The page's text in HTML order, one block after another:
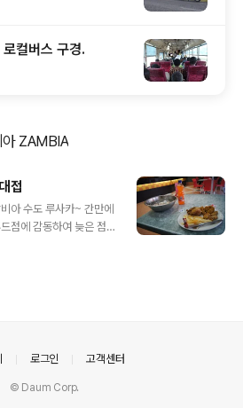
컬버스 구경.
ZAMBIA
접
아 수도 루사카~ 간만에
점에 감동하여 늦은 점
물 + 티슈 나는 잠비아
로그인 고객센터
© Daum Corp.